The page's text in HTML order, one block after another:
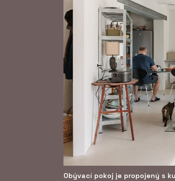
Obývací pokoj je propojený s